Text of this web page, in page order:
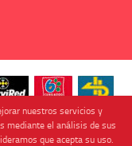
nuestros servicios y
mediante el análisis de sus
que acepta su uso.